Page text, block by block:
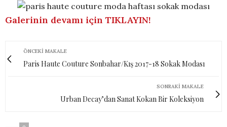
Galerinin devamı için TIKLAYIN!
ÖNCEKI MAKALE
Paris Haute Couture Sonbahar/Kış 2017-18 Sokak Modası
SONRAKI MAKALE
Urban Decay’dan Sanat Kokan Bir Koleksiyon